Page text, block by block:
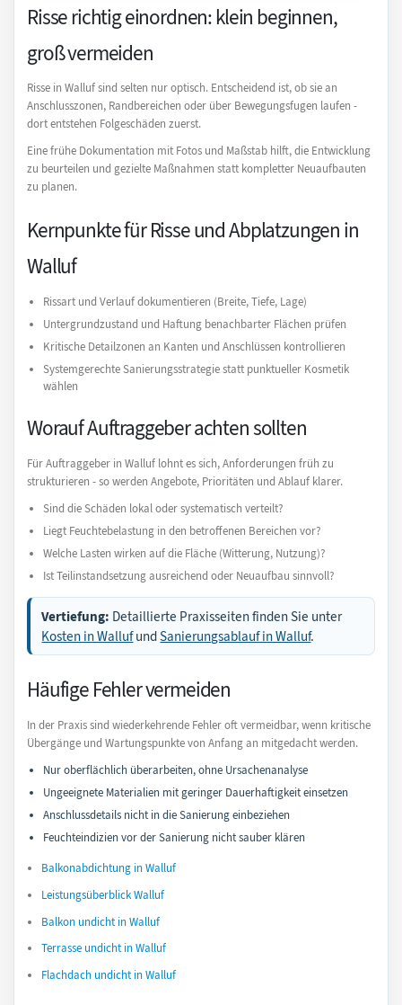
Risse richtig einordnen: klein beginnen,
groß vermeiden
Risse in Walluf sind selten nur optisch. Entscheidend ist, ob sie an
Anschlusszonen, Randbereichen oder über Bewegungsfugen laufen -
dort entstehen Folgeschäden zuerst.
Eine frühe Dokumentation mit Fotos und Maßstab hilft, die Entwicklung
zu beurteilen und gezielte Maßnahmen statt kompletter Neuaufbauten
zu planen.
Kernpunkte für Risse und Abplatzungen in
Walluf
Rissart und Verlauf dokumentieren (Breite, Tiefe, Lage)
Untergrundzustand und Haftung benachbarter Flächen prüfen
Kritische Detailzonen an Kanten und Anschlüssen kontrollieren
Systemgerechte Sanierungsstrategie statt punktueller Kosmetik
wählen
Worauf Auftraggeber achten sollten
Für Auftraggeber in Walluf lohnt es sich, Anforderungen früh zu
strukturieren - so werden Angebote, Prioritäten und Ablauf klarer.
Sind die Schäden lokal oder systematisch verteilt?
Liegt Feuchtebelastung in den betroffenen Bereichen vor?
Welche Lasten wirken auf die Fläche (Witterung, Nutzung)?
Ist Teilinstandsetzung ausreichend oder Neuaufbau sinnvoll?
Vertiefung: Detaillierte Praxisseiten finden Sie unter
Kosten in WallufundSanierungsablauf in Walluf.
Häufige Fehler vermeiden
In der Praxis sind wiederkehrende Fehler oft vermeidbar, wenn kritische
Übergänge und Wartungspunkte von Anfang an mitgedacht werden.
Nur oberflächlich überarbeiten, ohne Ursachenanalyse
Ungeeignete Materialien mit geringer Dauerhaftigkeit einsetzen
Anschlussdetails nicht in die Sanierung einbeziehen
Feuchteindizien vor der Sanierung nicht sauber klären
Balkonabdichtung in Walluf
Leistungsüberblick Walluf
Balkon undicht in Walluf
Terrasse undicht in Walluf
Flachdach undicht in Walluf